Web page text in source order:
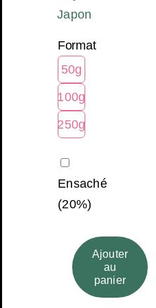
Japon
Format
50g
100g
250g
Ensaché
(20%)
quantité
Ajouter
au
panier